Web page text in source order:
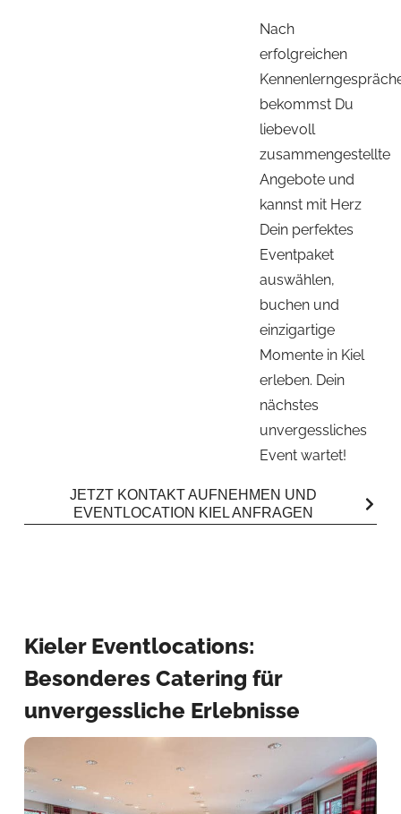
Nach
erfolgreichen
bekommst Du
liebevoll
zusammengestellte
Angebote und
kannst mit Herz
Dein perfektes
Eventpaket
auswählen,
buchen und
einzigartige
Momente in Kiel
erleben. Dein
nächstes
unvergessliches
Event wartet!
JETZT KONTAKT AUFNEHMEN UND
EVENTLOCATION KIEL ANFRAGEN
Kieler Eventlocations:
Besonderes Catering für
unvergessliche Erlebnisse